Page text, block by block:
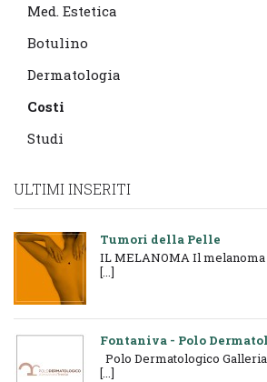
Med. Estetica
Botulino
Dermatologia
Costi
Studi
ULTIMI INSERITI
Tumori della Pelle
IL MELANOMA Il
[...]
Fontaniva - Polo
Polo Dermatologico Galleria
[...]